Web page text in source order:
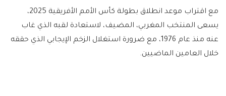
مع اقتراب موعد انطلاق بطولة كأس الأمم الأفريقية 2025،
يسعى المنتخب المغربي، المضيف، لاستعادة لقبه الذي غاب
عنه منذ عام 1976، مع ضرورة استغلال الزخم الإيجابي الذي حققه
خلال العامين الماضيين.